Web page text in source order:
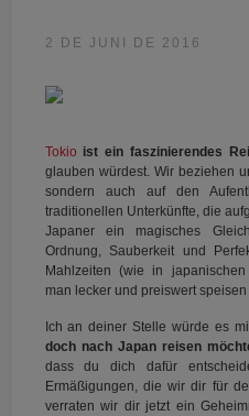
2 DE JUNI DE 2016
Tokio ist ein faszinierendes
glauben würdest. Wir beziehen
sondern auch auf den
traditionellen Unterkünfte, die
Japaner ein magisches
Ordnung, Sauberkeit und
Mahlzeiten (wie in
man lecker und preiswert speisen
Ich an deiner Stelle würde es
doch nach Japan reisen
dass du dich dafür
Ermäßigungen, die wir dir für
verraten wir dir jetzt ein